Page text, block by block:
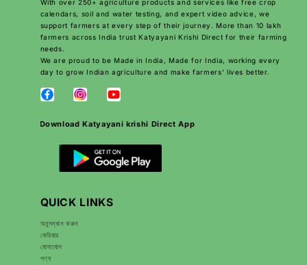
With over 250+ agriculture products and services like free crop
calendars, soil and water testing, and expert video advice, we
support farmers at every step of their journey. More than 10 lakh
farmers across India trust Katyayani Krishi Direct for their farming
needs.
We are proud to be Made in India, Made for India, working every
day to grow Indian agriculture and make farmers’ lives better.
Download Katyayani krishi Direct App
QUICK LINKS
অনুসন্ধান করুন
কেরিয়ার
যোগাযোগ
পণ্য